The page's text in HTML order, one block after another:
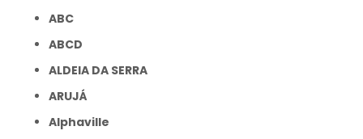
ABC
ABCD
ALDEIA DA SERRA
ARUJÁ
Alphaville